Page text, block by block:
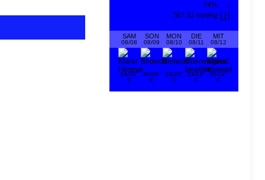
74%
767.32 mmHg
SAM
08/08
SON
08/09
MON
08/10
DIE
08/11
MIT
08/12
24/20°
C
30/26°
C
28/20°
C
23/19°
C
26/22°
C